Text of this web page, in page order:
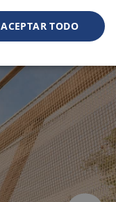
ACEPTAR TODO